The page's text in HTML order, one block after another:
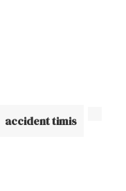
accident timis